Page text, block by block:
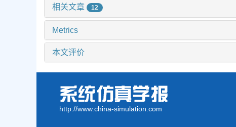
相关文章 12
Metrics
本文评价
http://www.china-simulation.com